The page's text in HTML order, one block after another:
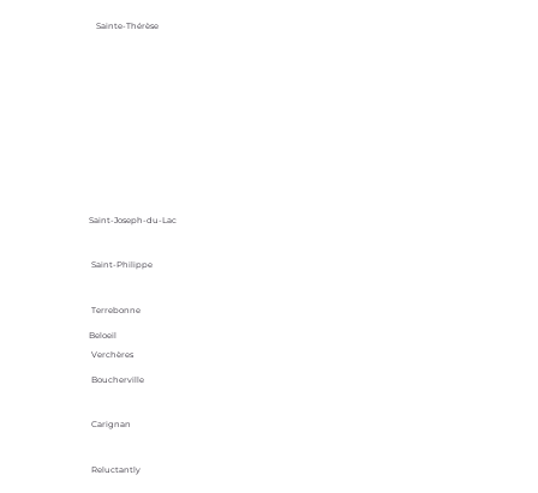
Sainte-Thérèse
Saint-Joseph-du-Lac
Saint-Philippe
Terrebonne
Verchères
Beloeil
Boucherville
Carignan
Reluctantly